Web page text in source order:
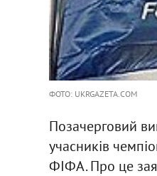
ФОТО: UKRGAZETA.COM
Позачерговий
учасників
ФІФА. Про це